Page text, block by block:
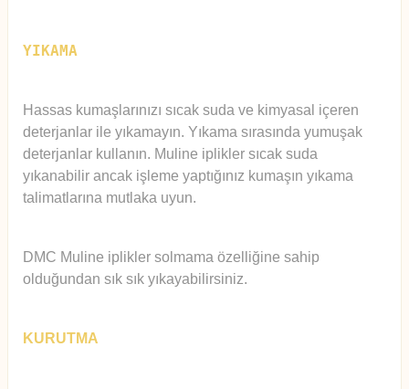
YIKAMA
Hassas kumaşlarınızı sıcak suda ve kimyasal içeren
deterjanlar ile yıkamayın. Yıkama sırasında yumuşak
deterjanlar kullanın. Muline iplikler sıcak suda
yıkanabilir ancak işleme yaptığınız kumaşın yıkama
talimatlarına mutlaka uyun.
DMC Muline iplikler solmama özelliğine sahip
olduğundan sık sık yıkayabilirsiniz.
KURUTMA